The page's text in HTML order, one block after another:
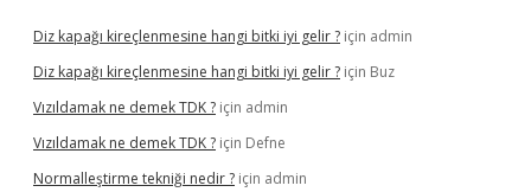
Diz kapağı kireçlenmesine hangi bitki iyi gelir ? için admin
Diz kapağı kireçlenmesine hangi bitki iyi gelir ? için Buz
Vızıldamak ne demek TDK ? için admin
Vızıldamak ne demek TDK ? için Defne
Normalleştirme tekniği nedir ? için admin